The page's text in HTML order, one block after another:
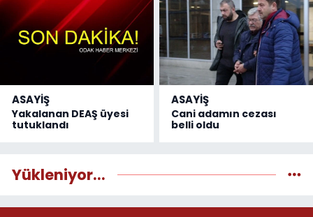
ASAYİŞ
Yakalanan DEAŞ üyesi
tutuklandı
ASAYİŞ
Cani adamın cezası
belli oldu
Yükleniyor...